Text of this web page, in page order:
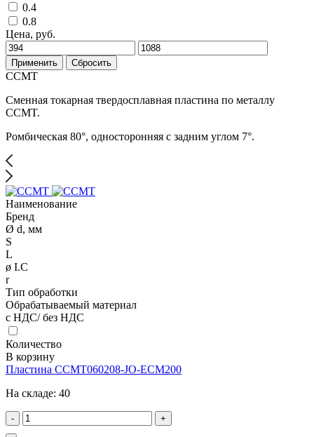
0.4
0.8
Цена, руб.
Применить Сбросить
CCMT
Сменная токарная твердосплавная пластина по металлу
CCMT.
Ромбическая 80°, односторонняя с задним углом 7°.
Наименование
Бренд
Ø d, мм
S
L
ø I.C
r
Тип обработки
Обрабатываемый материал
с НДС/ без НДС
Количество
В корзину
Пластина CCMT060208-JO-ECM200
На складе: 40
- +